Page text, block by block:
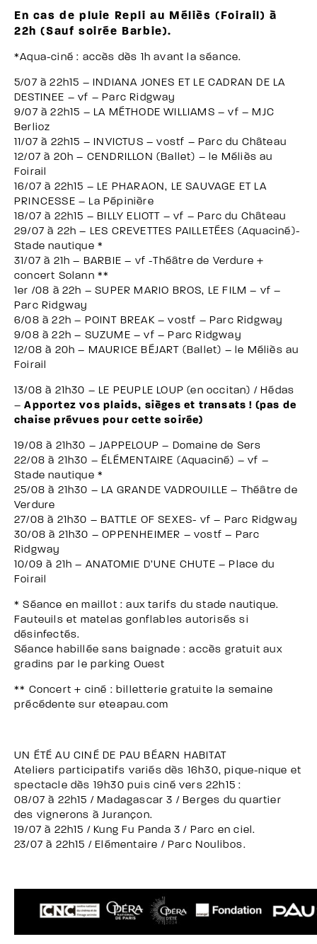
En cas de pluie Repli au Méliès (Foirail) à
22h (Sauf soirée Barbie).
*Aqua-ciné : accès dès 1h avant la séance.
5/07 à 22h15 – INDIANA JONES ET LE CADRAN DE LA
DESTINEE – vf – Parc Ridgway
9/07 à 22h15 – LA MÉTHODE WILLIAMS – vf – MJC
Berlioz
11/07 à 22h15 – INVICTUS – vostf – Parc du Château
12/07 à 20h – CENDRILLON (Ballet) – le Méliès au
Foirail
16/07 à 22h15 – LE PHARAON, LE SAUVAGE ET LA
PRINCESSE – La Pépinière
18/07 à 22h15 – BILLY ELIOTT – vf – Parc du Château
29/07 à 22h – LES CREVETTES PAILLETÉES (Aquaciné)-
Stade nautique *
31/07 à 21h – BARBIE – vf -Théâtre de Verdure +
concert Solann **
1er /08 à 22h – SUPER MARIO BROS, LE FILM – vf –
Parc Ridgway
6/08 à 22h – POINT BREAK – vostf – Parc Ridgway
9/08 à 22h – SUZUME – vf – Parc Ridgway
12/08 à 20h – MAURICE BÉJART (Ballet) – le Méliès au
Foirail
13/08 à 21h30 – LE PEUPLE LOUP (en occitan) / Hédas
–Apportez vos plaids, sièges et transats ! (pas de
chaise prévues pour cette soirée)
19/08 à 21h30 – JAPPELOUP – Domaine de Sers
22/08 à 21h30 – ÉLÉMENTAIRE (Aquaciné) – vf –
Stade nautique *
25/08 à 21h30 – LA GRANDE VADROUILLE – Théâtre de
Verdure
27/08 à 21h30 – BATTLE OF SEXES- vf – Parc Ridgway
30/08 à 21h30 – OPPENHEIMER – vostf – Parc
Ridgway
10/09 à 21h – ANATOMIE D’UNE CHUTE – Place du
Foirail
* Séance en maillot : aux tarifs du stade nautique.
Fauteuils et matelas gonflables autorisés si
désinfectés.
Séance habillée sans baignade : accès gratuit aux
gradins par le parking Ouest
** Concert + ciné : billetterie gratuite la semaine
précédente sur eteapau.com
UN ÉTÉ AU CINÉ DE PAU BÉARN HABITAT
Ateliers participatifs variés dès 16h30, pique-nique et
spectacle dès 19h30 puis ciné vers 22h15 :
08/07 à 22h15 / Madagascar 3 / Berges du quartier
des vignerons à Jurançon.
19/07 à 22h15 / Kung Fu Panda 3 / Parc en ciel.
23/07 à 22h15 / Elémentaire / Parc Noulibos.